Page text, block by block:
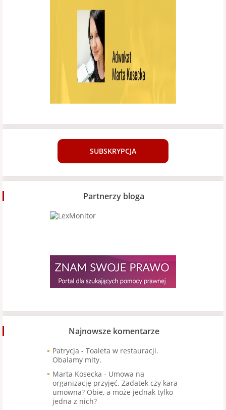
SUBSKRYPCJA
Partnerzy bloga
Najnowsze komentarze
Patrycja - Toaleta w restauracji.
Obalamy mity.
Marta Kosecka - Umowa na
organizację przyjęć. Zadatek czy kara
umowna? Obie, a może jednak tylko
jedna z nich?